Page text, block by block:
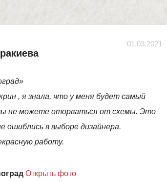
01.03.2021
, я знала, что у меня будет самый
не можете оторваться от схемы. Это
ошиблись в выборе дизайнера.
работу.
Открыть фото